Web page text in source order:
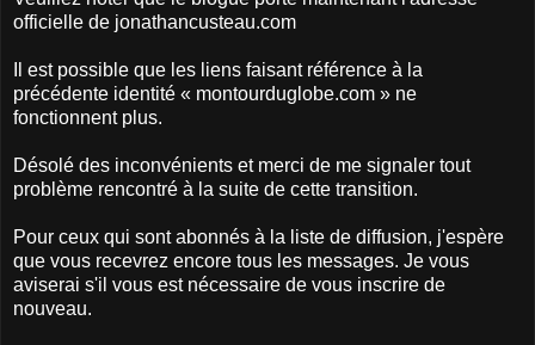
officielle de jonathancusteau.com
Il est possible que les liens faisant référence à la
précédente identité « montourduglobe.com » ne
fonctionnent plus.
Désolé des inconvénients et merci de me signaler tout
problème rencontré à la suite de cette transition.
Pour ceux qui sont abonnés à la liste de diffusion, j'espère
que vous recevrez encore tous les messages. Je vous
aviserai s'il vous est nécessaire de vous inscrire de
nouveau.